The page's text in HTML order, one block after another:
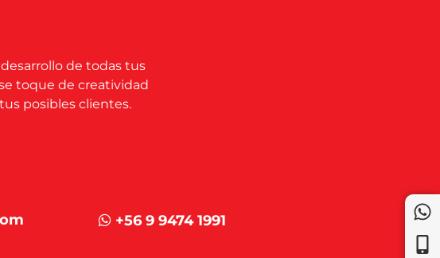
de todas tus
toque de creatividad
posibles clientes.
+56 9 9474 1991